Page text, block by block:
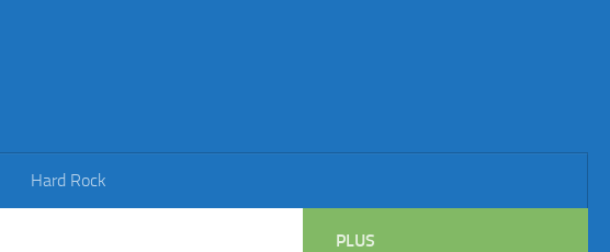
Hard Rock
PLUS